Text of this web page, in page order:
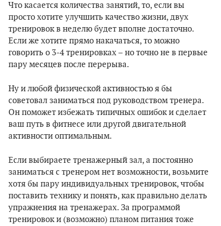
Что касается количества занятий, то, если вы
просто хотите улучшить качество жизни, двух
тренировок в неделю будет вполне достаточно.
Если же хотите прямо накачаться, то можно
говорить о 3-4 тренировках – но точно не в первые
пару месяцев после перерыва.
Ну и любой физической активностью я бы
советовал заниматься под руководством тренера.
Он поможет избежать типичных ошибок и сделает
ваш путь в фитнесе или другой двигательной
активности оптимальным.
Если выбираете тренажерный зал, а постоянно
заниматься с тренером нет возможности, возьмите
хотя бы пару индивидуальных тренировок, чтобы
поставить технику и понять, как правильно делать
упражнения на тренажерах. За программой
тренировок и (возможно) планом питания тоже